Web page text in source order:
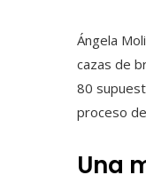
Ángela
cazas de
80
proceso
Una